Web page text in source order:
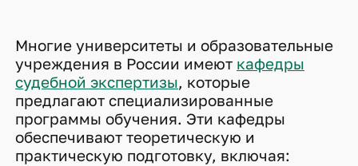
Многие университеты и образовательные
учреждения в России имеют кафедры
судебной экспертизы, которые
предлагают специализированные
программы обучения. Эти кафедры
обеспечивают теоретическую и
практическую подготовку, включая: